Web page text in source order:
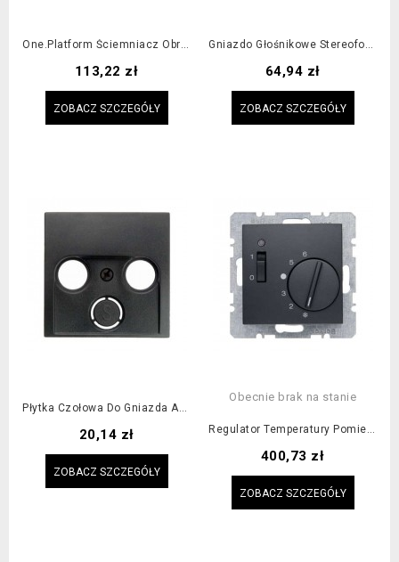
One.platform Ściemniacz Obrotowy Obciążenie R 20-200 W, LED 3-40 W
Cena
113,22 zł
ZOBACZ SZCZEGÓŁY
Gniazdo Głośnikowe Stereofoniczne Podwójne Białe
Cena
64,94 zł
ZOBACZ SZCZEGÓŁY
Płytka Czołowa Do Gniazda Antenowego 2- I 3- Wyjściowego Antracyt
Cena
20,14 zł
ZOBACZ SZCZEGÓŁY
Obecnie brak na stanie
Regulator Temperatury Pomieszczenia Z Zestykiem Rozwiernym, Elementem...
Cena
400,73 zł
ZOBACZ SZCZEGÓŁY